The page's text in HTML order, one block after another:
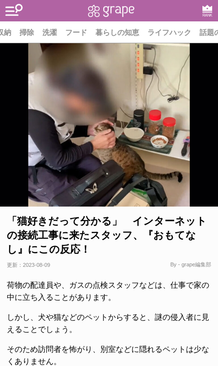
RANK
納 掃除 洗濯 フード 暮らしの知恵 ライフハック 話題
「猫好きだって分かる」 インターネット
の接続工事に来たスタッフ、『おもてな
し』にこの反応！
更新： 2023-08-09 By - grape編集部
荷物の配達員や、ガスの点検スタッフなどは、仕事で家の
中に立ち入ることがあります。
しかし、犬や猫などのペットからすると、謎の侵入者に見
えることでしょう。
そのため訪問者を怖がり、別室などに隠れるペットは少な
くありません。